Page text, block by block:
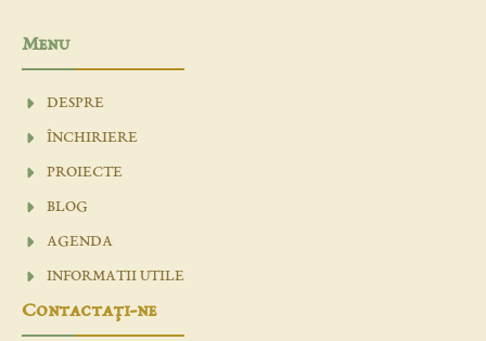
Menu
DESPRE
ÎNCHIRIERE
PROIECTE
BLOG
AGENDA
INFORMATII UTILE
Contactaţi-ne